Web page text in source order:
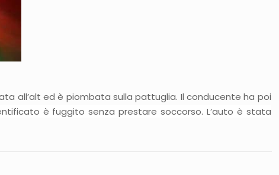
all’alt ed è piombata sulla pattuglia. Il conducente ha poi
è fuggito senza prestare soccorso. L’auto è stata